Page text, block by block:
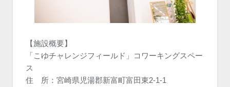
【施設概要】
「こゆチャレンジフィールド」コワーキングスペー
ス
住 所：宮崎県児湯郡新富町富田東2-1-1